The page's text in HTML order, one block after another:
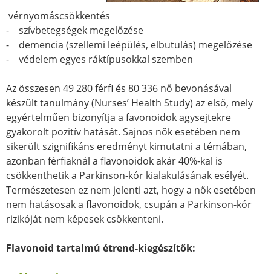
vérnyomáscsökkentés
- szívbetegségek megelőzése
- demencia (szellemi leépülés, elbutulás) megelőzése
- védelem egyes ráktípusokkal szemben
Az összesen 49 280 férfi és 80 336 nő bevonásával
készült tanulmány (Nurses’ Health Study) az első, mely
egyértelműen bizonyítja a favonoidok agysejtekre
gyakorolt pozitív hatását. Sajnos nők esetében nem
sikerült szignifikáns eredményt kimutatni a témában,
azonban férfiaknál a flavonoidok akár 40%-kal is
csökkenthetik a Parkinson-kór kialakulásának esélyét.
Természetesen ez nem jelenti azt, hogy a nők esetében
nem hatásosak a flavonoidok, csupán a Parkinson-kór
rizikóját nem képesek csökkenteni.
Flavonoid tartalmú étrend-kiegészítők: